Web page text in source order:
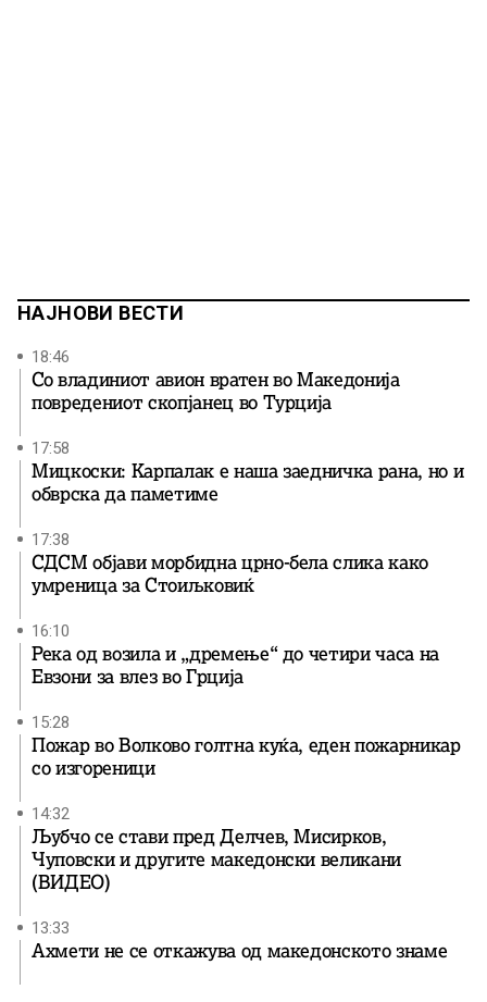
НАЈНОВИ ВЕСТИ
18:46
Со владиниот авион вратен во Македонија
повредениот скопјанец во Турција
17:58
Мицкоски: Карпалак е наша заедничка рана, но и
обврска да паметиме
17:38
СДСМ објави морбидна црно-бела слика како
умреница за Стоиљковиќ
16:10
Река од возила и „дремење“ до четири часа на
Евзони за влез во Грција
15:28
Пожар во Волково голтна куќа, еден пожарникар
со изгореници
14:32
Љубчо се стави пред Делчев, Мисирков,
Чуповски и другите македонски великани
(ВИДЕО)
13:33
Ахмети не се откажува од македонското знаме